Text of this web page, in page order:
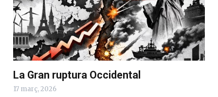
La Gran ruptura Occidental
17 març, 2026